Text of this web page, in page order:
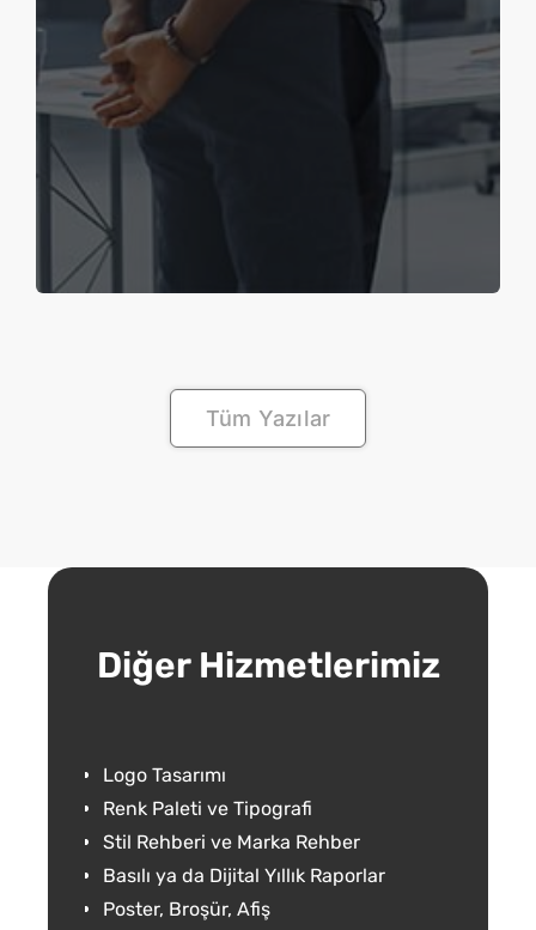
Tüm Yazılar
Diğer Hizmetlerimiz
Logo Tasarımı
Renk Paleti ve Tipografi
Stil Rehberi ve Marka Rehber
Basılı ya da Dijital Yıllık Raporlar
Poster, Broşür, Afiş